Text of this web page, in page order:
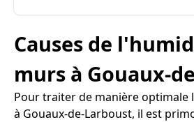
Causes de
murs à Gouaux-
Pour traiter de manière optimale
à Gouaux-de-Larboust, il est